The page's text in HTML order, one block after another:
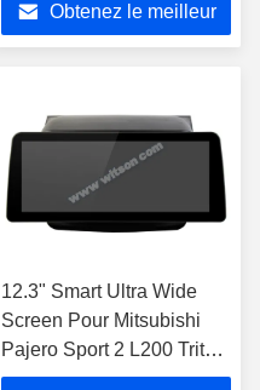
V90 2006-2016
Obtenez le meilleur
12.3" Smart Ultra Wide
Screen Pour Mitsubishi
Pajero Sport 2 L200 Triton
2008 - 2016 Voiture vidéo